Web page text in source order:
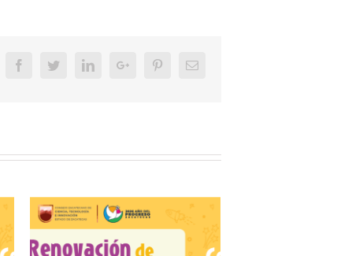
septiembre
FacebookTwitterLinkedinGoogle+ PinterestEmail